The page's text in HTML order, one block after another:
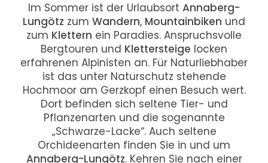
Im Sommer ist der Urlaubsort Annaberg-
Lungötz zum Wandern, Mountainbiken und
zum Klettern ein Paradies. Anspruchsvolle
Bergtouren und Klettersteige locken
erfahrenen Alpinisten an. Für Naturliebhaber
ist das unter Naturschutz stehende
Hochmoor am Gerzkopf einen Besuch wert.
Dort befinden sich seltene Tier- und
Pflanzenarten und die sogenannte
„Schwarze-Lacke“. Auch seltene
Orchideenarten finden Sie in und um
Annaberg-Lungötz. Kehren Sie nach einer